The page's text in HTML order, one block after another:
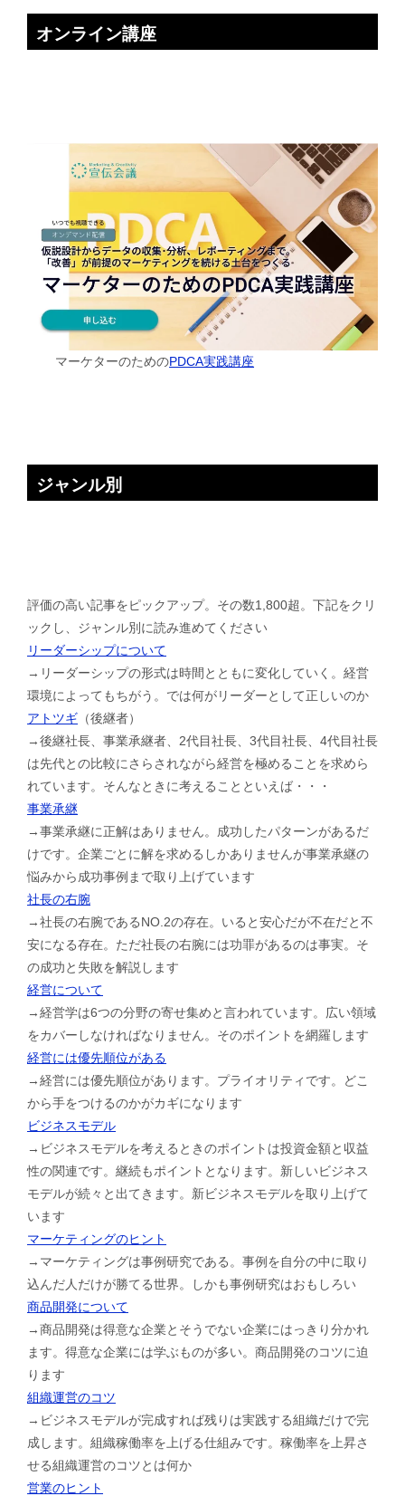
オンライン講座
マーケターのためのPDCA実践講座
ジャンル別
評価の高い記事をピックアップ。その数1,800超。下記をクリ
ックし、ジャンル別に読み進めてください
リーダーシップについて
→リーダーシップの形式は時間とともに変化していく。経営
環境によってもちがう。では何がリーダーとして正しいのか
アトツギ （後継者）
→後継社長、事業承継者、2代目社長、3代目社長、4代目社長
は先代との比較にさらされながら経営を極めることを求めら
れています。そんなときに考えることといえば・・・
事業承継
→事業承継に正解はありません。成功したパターンがあるだ
けです。企業ごとに解を求めるしかありませんが事業承継の
悩みから成功事例まで取り上げています
社長の右腕
→社長の右腕であるNO.2の存在。いると安心だが不在だと不
安になる存在。ただ社長の右腕には功罪があるのは事実。そ
の成功と失敗を解説します
経営について
→経営学は6つの分野の寄せ集めと言われています。広い領域
をカバーしなければなりません。そのポイントを網羅します
経営には優先順位がある
→経営には優先順位があります。プライオリティです。どこ
から手をつけるのかがカギになります
ビジネスモデル
→ビジネスモデルを考えるときのポイントは投資金額と収益
性の関連です。継続もポイントとなります。新しいビジネス
モデルが続々と出てきます。新ビジネスモデルを取り上げて
います
マーケティングのヒント
→マーケティングは事例研究である。事例を自分の中に取り
込んだ人だけが勝てる世界。しかも事例研究はおもしろい
商品開発について
→商品開発は得意な企業とそうでない企業にはっきり分かれ
ます。得意な企業には学ぶものが多い。商品開発のコツに迫
ります
組織運営のコツ
→ビジネスモデルが完成すれば残りは実践する組織だけで完
成します。組織稼働率を上げる仕組みです。稼働率を上昇さ
せる組織運営のコツとは何か
営業のヒント